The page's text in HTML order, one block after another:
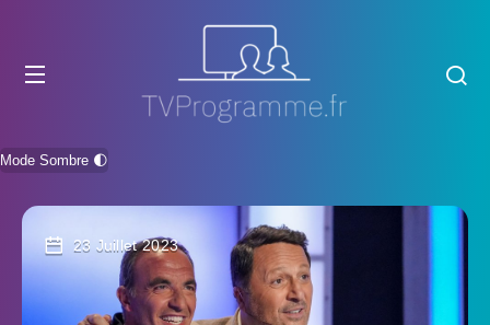
Mode Sombre 🌓
23 Juillet 2023